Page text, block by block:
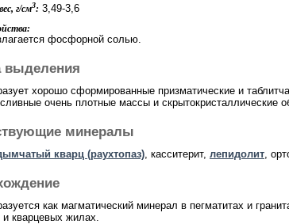
г/см3: 3,49-3,6
фосфорной солью.
хорошо сформированные призматические и
очень плотные массы и скрытокристаллические
минералы
кварц (раухтопаз) , касситерит, лепидолит ,
как магматический минерал в пегматитах и
и кварцевых жилах.